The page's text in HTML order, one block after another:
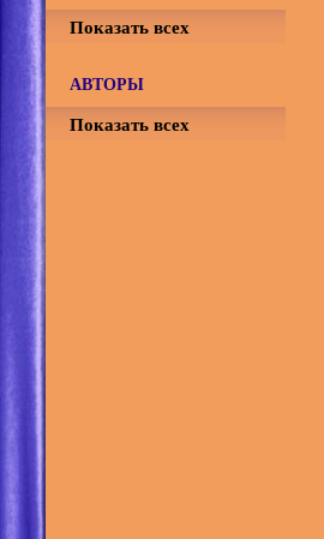
Показать всех
АВТОРЫ
Показать всех